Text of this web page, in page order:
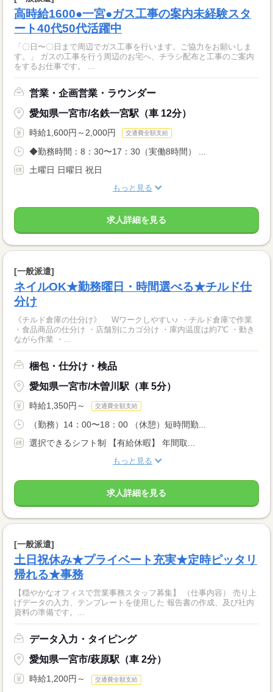
高時給1600●一宮●ガス工事の案内未経験スタ
ート40代50代活躍中
「〇日〜〇日まで周辺でガス工事を行います。ご協力をお願いしま
す。」 ガスの工事を行う周辺のお宅へ、チラシ配布と工事のご案内
をするお仕事です。 ...
営業・企画営業・ラウンダー
愛知県一宮市/名鉄一宮駅（車 12分）
時給1,600円～2,000円 交通費全額支給
◆勤務時間：8：30〜17：30（実働8時間） ...
土曜日 日曜日 祝日
もっと見る
求人詳細を見る
[一般派遣]
ネイルOK★勤務曜日・時間選べる★チルド仕
分け
《チルド倉庫の仕分け》 Wワークしやすい♪ ・チルド倉庫で作業
・食品商品の仕分け ・店舗別にカゴ分け ・庫内温度は約7℃ ・動き
ながら作業 ・...
梱包・仕分け・検品
愛知県一宮市/木曽川駅（車 5分）
時給1,350円～ 交通費全額支給
（勤務）14：00〜18：00 （休憩）短時間勤...
選択できるシフト制 【有給休暇】 年間取...
もっと見る
求人詳細を見る
[一般派遣]
土日祝休み★プライベート充実★定時ピッタリ
帰れる★事務
【穏やかなオフィスで営業事務スタッフ募集】 （仕事内容） 売り上
げデータの入力、テンプレートを使用した 報告書の作成、及び社内
資料の準備です。...
データ入力・タイピング
愛知県一宮市/萩原駅（車 2分）
時給1,200円～ 交通費全額支給